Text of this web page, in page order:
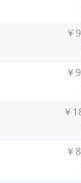
￥
￥
￥
￥